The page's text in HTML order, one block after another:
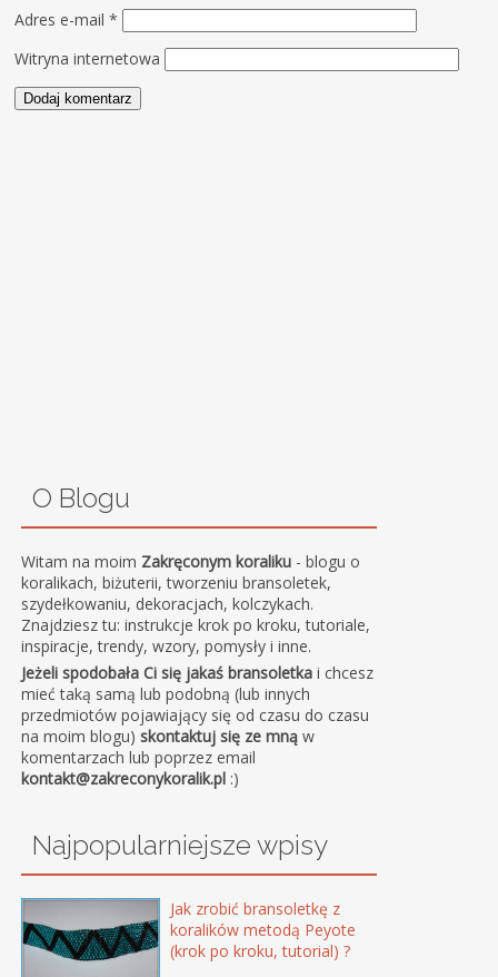
Adres e-mail*
Witryna internetowa
O Blogu
Witam na moim Zakręconym koraliku - blogu o
koralikach, biżuterii, tworzeniu bransoletek,
szydełkowaniu, dekoracjach, kolczykach.
Znajdziesz tu: instrukcje krok po kroku, tutoriale,
inspiracje, trendy, wzory, pomysły i inne.
Jeżeli spodobała Ci się jakaś bransoletka i chcesz
mieć taką samą lub podobną (lub innych
przedmiotów pojawiający się od czasu do czasu
na moim blogu)skontaktuj się ze mną w
komentarzach lub poprzez email
kontakt@zakreconykoralik.pl :)
Najpopularniejsze wpisy
Jak zrobić bransoletkę z
koralików metodą Peyote
(krok po kroku, tutorial) ?